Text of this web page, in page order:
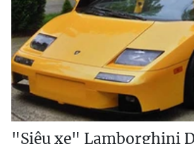
"Siêu xe" Lamborghini